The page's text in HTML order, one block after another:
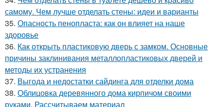
самому. Чем лучше отделать стены: идеи и варианты
35. Опасность пенопласта: как он влияет на наше
здоровье
36. Как открыть пластиковую дверь с замком. Основные
причины заклинивания металлопластиковых дверей и
методы их устранения
37. Выгода и недостатки сайдинга для отделки дома
38. Облицовка деревянного дома кирпичом своими
руками. Рассчитываем материал